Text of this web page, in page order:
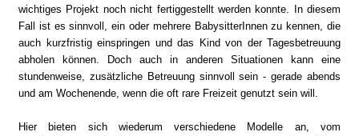
wichtiges Projekt noch nicht fertiggestellt werden konnte. In diesem
Fall ist es sinnvoll, ein oder mehrere BabysitterInnen zu kennen, die
auch kurzfristig einspringen und das Kind von der Tagesbetreuung
abholen können. Doch auch in anderen Situationen kann eine
stundenweise, zusätzliche Betreuung sinnvoll sein - gerade abends
und am Wochenende, wenn die oft rare Freizeit genutzt sein will.
Hier bieten sich wiederum verschiedene Modelle an, vom